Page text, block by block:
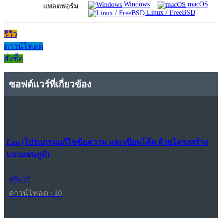
แพลตฟอร์ม Windows
macOS
Linux / FreeBSD
รีวิว
ดาวน์โหลด
สั่งซื้อ
ซอฟต์แวร์ที่เกี่ยวข้อง
Leo (โปรแกรมแก้ไขข้อความ และเขียนโค้ด ด้วยโครงสร้าง
แบบแผนภูมิ)
ฟรีแวร์
ดาวน์โหลด : 10